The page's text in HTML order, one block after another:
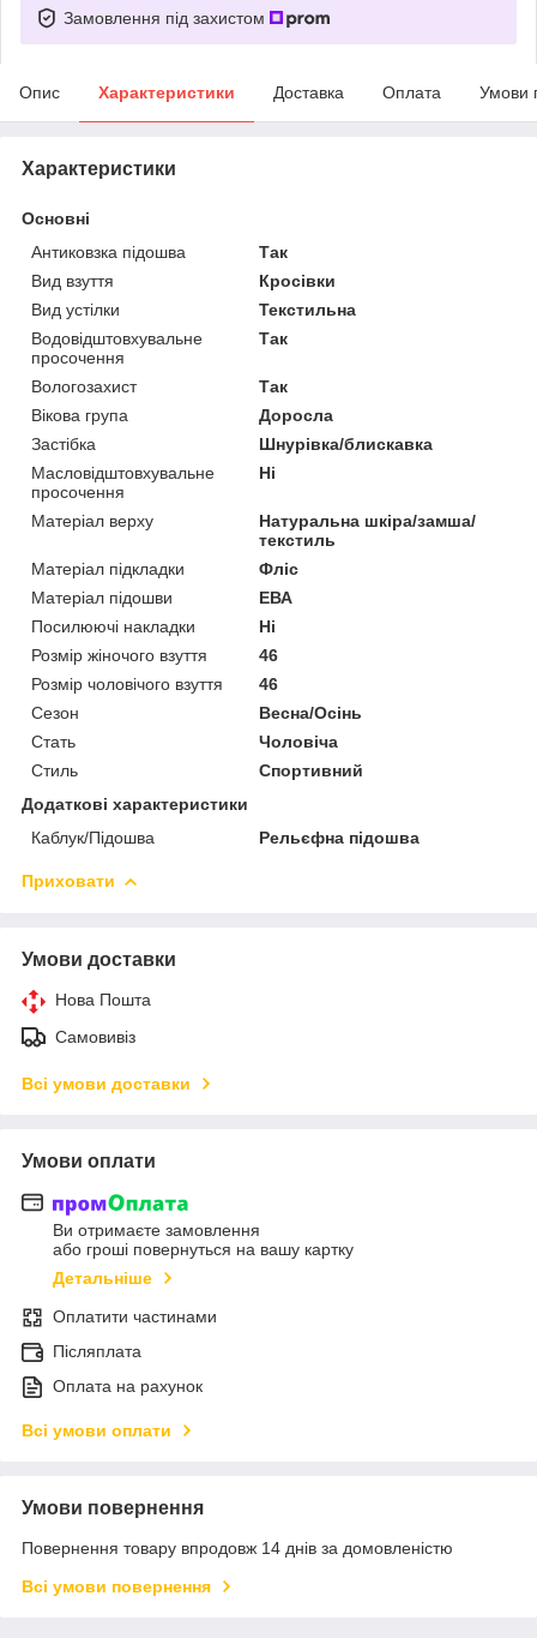
Замовлення під захистом
Опис Характеристики Доставка Оплата Умови
Характеристики
Основні
Антиковзка підошва
Так
Вид взуття
Кросівки
Вид устілки
Текстильна
Водовідштовхувальне
просочення
Так
Вологозахист
Так
Вікова група
Доросла
Застібка
Шнурівка/блискавка
Масловідштовхувальне
просочення
Ні
Матеріал верху
Натуральна шкіра/замша/
текстиль
Матеріал підкладки
Фліс
Матеріал підошви
ЕВА
Посилюючі накладки
Ні
Розмір жіночого взуття
46
Розмір чоловічого взуття
46
Сезон
Весна/Осінь
Стать
Чоловіча
Стиль
Спортивний
Додаткові характеристики
Каблук/Підошва
Рельєфна підошва
Приховати
Умови доставки
Нова Пошта
Самовивіз
Всі умови доставки
Умови оплати
Ви отримаєте замовлення
або гроші повернуться на вашу картку
Детальніше
Оплатити частинами
Післяплата
Оплата на рахунок
Всі умови оплати
Умови повернення
Повернення товару впродовж 14 днів за домовленістю
Всі умови повернення